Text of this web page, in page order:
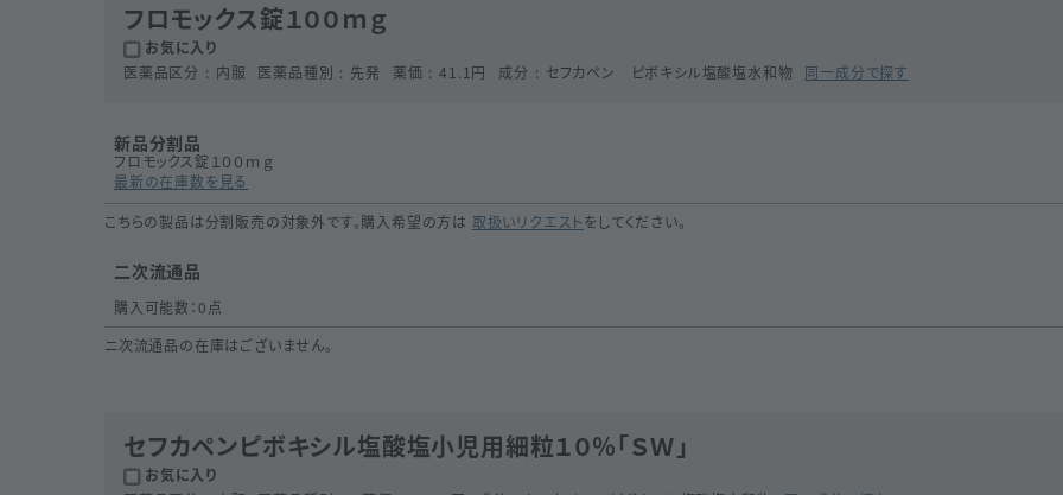
フロモックス錠１００ｍｇ
お気に入り
医薬品区分
内服 医薬品種別 先発 薬価 41.1円 成分 セフカペン ピボキシル塩酸塩水和物 同一成分で探す
新品分割品
フロモックス錠１００ｍｇ
最新の在庫数を見る
こちらの製品は分割販売の対象外です。購入希望の方は 取扱いリクエストをしてください。
二次流通品
購入可能数：0点
ニ次流通品の在庫はございません。
セフカペンピボキシル塩酸塩小児用細粒１０％「ＳＷ」
お気に入り